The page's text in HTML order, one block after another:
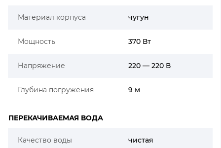
Материал корпуса чугун
Мощность 370 Вт
Напряжение 220 — 220 В
Глубина погружения 9 м
ПЕРЕКАЧИВАЕМАЯ ВОДА
Качество воды чистая